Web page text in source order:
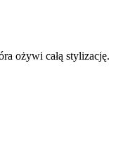
ożywi całą stylizację.